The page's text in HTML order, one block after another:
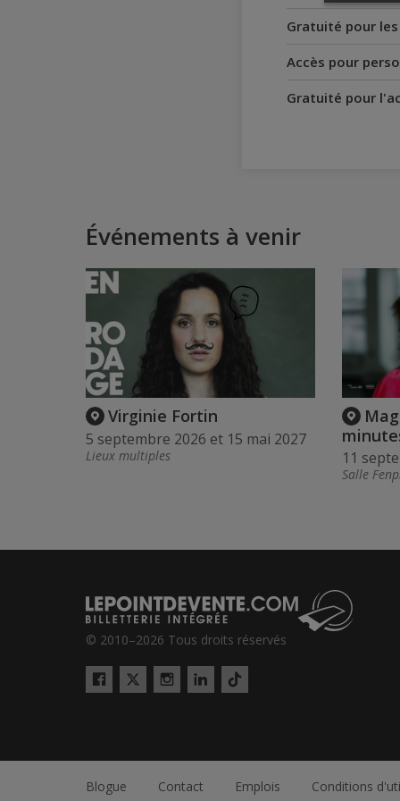
Gratuité pour
Accès pour
Gratuité pour
Événements à venir
Virginie Fortin
5 septembre 2026 et 15 mai 2027
Lieux multiples 11
Salle
© 2010–2026 Tous droits réservés
Facebook
Twitter
InstagramLinkedIn
Tiktok
Blogue Contact Emplois Conditions